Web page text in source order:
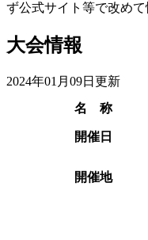
ず公式サイト等で改めて
大会情報
2024年01月09日更新
名 称
開催日
開催地